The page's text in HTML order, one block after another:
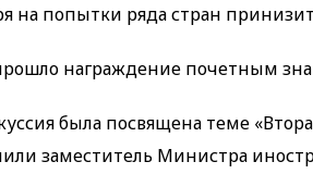
на попытки ряда стран
награждение почетным
была посвящена теме
заместитель Министра